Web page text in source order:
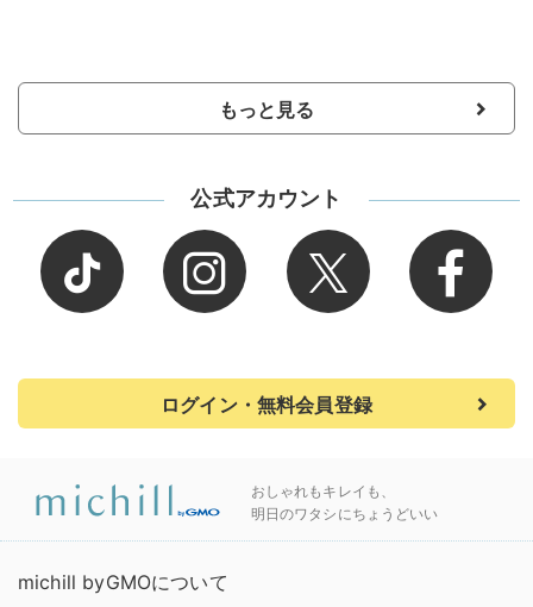
もっと見る
公式アカウント
ログイン・無料会員登録
おしゃれもキレイも、
明日のワタシにちょうどいい
michill byGMOについて